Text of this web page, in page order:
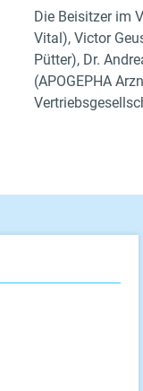
Die Beisitzer im
Vital), Victor
Pütter), Dr.
(APOGEPHA